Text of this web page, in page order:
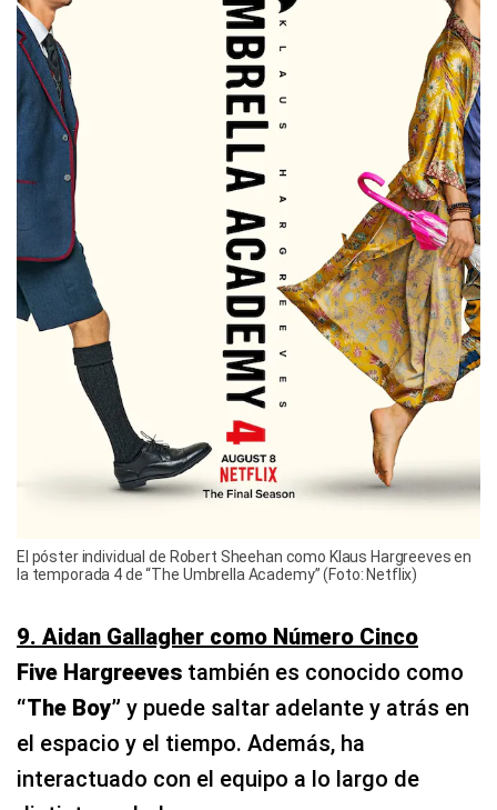
El póster individual de Robert Sheehan como Klaus Hargreeves en
la temporada 4 de “The Umbrella Academy” (Foto: Netflix)
9. Aidan Gallagher como Número Cinco
Five Hargreeves también es conocido como
“The Boy” y puede saltar adelante y atrás en
el espacio y el tiempo. Además, ha
interactuado con el equipo a lo largo de